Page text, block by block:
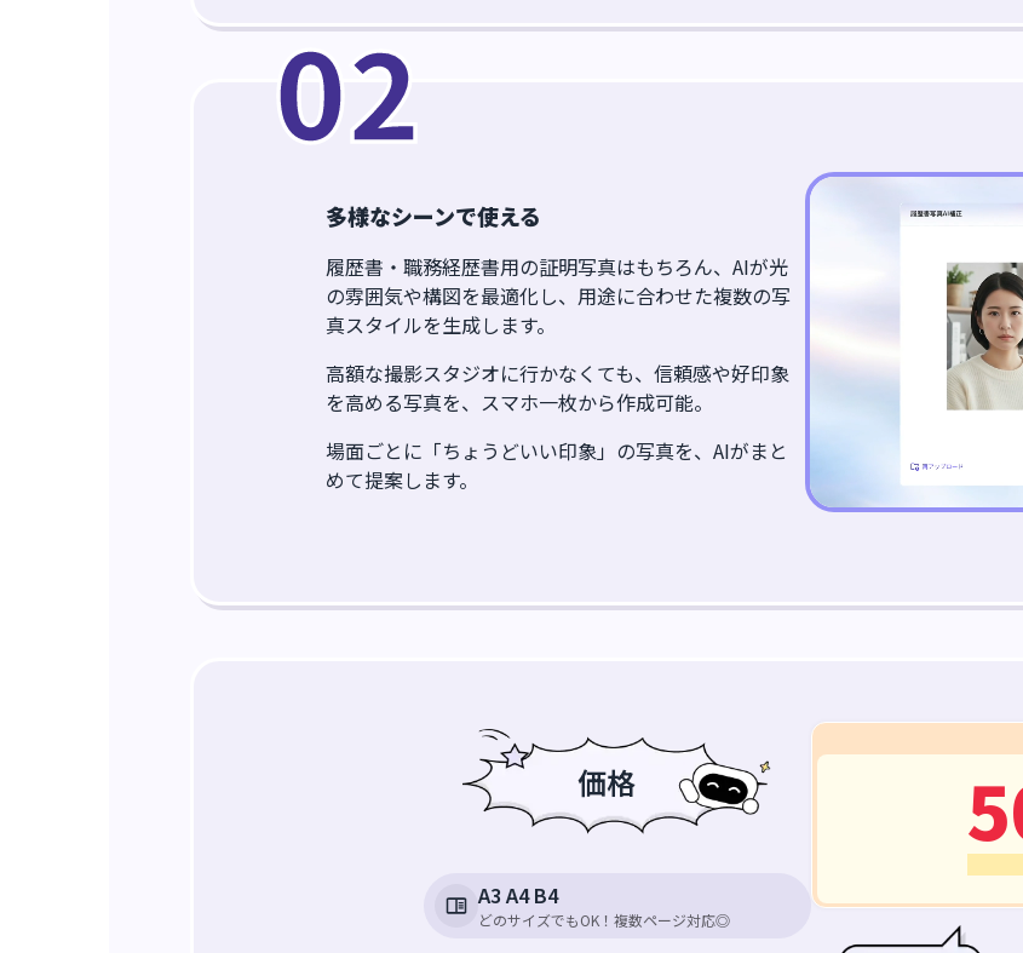
02
多様なシーンで使える
履歴書・職務経歴書用の証明写真はもちろん、AIが光
の雰囲気や構図を最適化し、用途に合わせた複数の写
真スタイルを生成します。
高額な撮影スタジオに行かなくても、信頼感や好印象
を高める写真を、スマホ一枚から作成可能。
場面ごとに「ちょうどいい印象」の写真を、AIがまと
めて提案します。
価格
A3 A4 B4
どのサイズでもOK！複数ページ対応◎